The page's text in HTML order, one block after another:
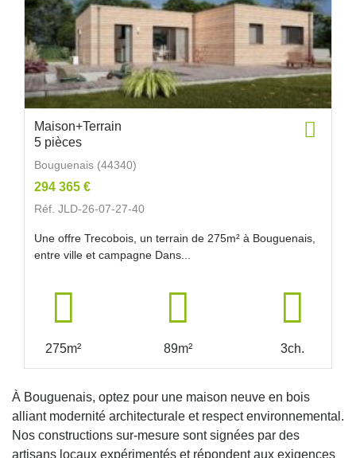
Maison+Terrain
5 pièces
Bouguenais (44340)
294 365 €
Réf. JLD-26-07-27-40
Une offre Trecobois, un terrain de 275m² à Bouguenais,
entre ville et campagne Dans...
275m² 89m² 3ch.
À Bouguenais, optez pour une maison neuve en bois
alliant modernité architecturale et respect environnemental.
Nos constructions sur-mesure sont signées par des
artisans locaux expérimentés et répondent aux exigences